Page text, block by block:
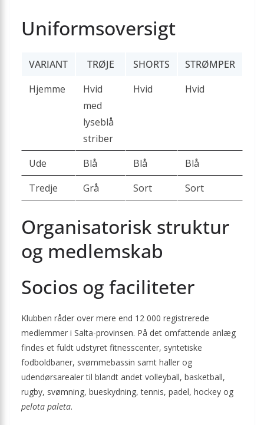
Uniformsoversigt
VARIANT TRØJE SHORTS
STRØMPER
Hjemme
Hvid
med
lyseblå
striber
Hvid Hvid
Ude Blå Blå
Blå
Tredje
Grå Sort Sort
Organisatorisk struktur
og medlemskab
Socios og faciliteter
Klubben råder over mere end 12 000 registrerede
medlemmer i Salta-provinsen. På det omfattende anlæg
findes et fuldt udstyret fitness­center, syntetiske
fodboldbaner, svømmebassin samt haller og
udendørsarealer til blandt andet volleyball, basketball,
rugby, svømning, bueskydning, tennis, padel, hockey og
pelota paleta.